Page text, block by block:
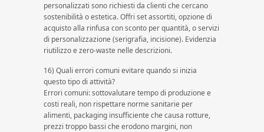
personalizzati sono richiesti da clienti che cercano
sostenibilità o estetica. Offri set assortiti, opzione di
acquisto alla rinfusa con sconto per quantità, o servizi
di personalizzazione (serigrafia, incisione). Evidenzia
riutilizzo e zero-waste nelle descrizioni.
16) Quali errori comuni evitare quando si inizia
questo tipo di attività?
Errori comuni: sottovalutare tempo di produzione e
costi reali, non rispettare norme sanitarie per
alimenti, packaging insufficiente che causa rotture,
prezzi troppo bassi che erodono margini, non